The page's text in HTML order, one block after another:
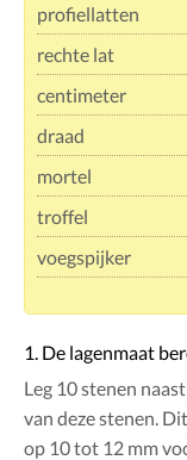
profiellatten
rechte lat
centimeter
draad
mortel
troffel
voegspijker
1. De lagenmaat
Leg 10 stenen
van deze stenen.
op 10 tot 12 mm